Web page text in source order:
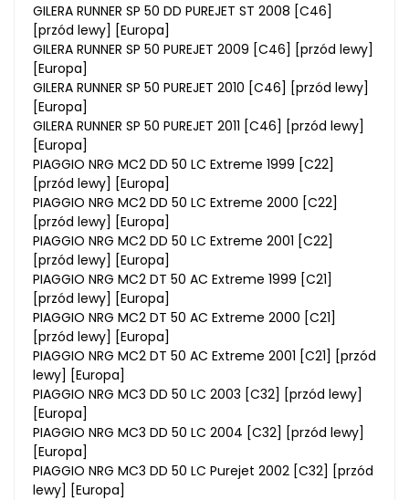
GILERA RUNNER SP 50 DD PUREJET ST 2008 [C46]
[przód lewy] [Europa]
GILERA RUNNER SP 50 PUREJET 2009 [C46] [przód lewy]
[Europa]
GILERA RUNNER SP 50 PUREJET 2010 [C46] [przód lewy]
[Europa]
GILERA RUNNER SP 50 PUREJET 2011 [C46] [przód lewy]
[Europa]
PIAGGIO NRG MC2 DD 50 LC Extreme 1999 [C22]
[przód lewy] [Europa]
PIAGGIO NRG MC2 DD 50 LC Extreme 2000 [C22]
[przód lewy] [Europa]
PIAGGIO NRG MC2 DD 50 LC Extreme 2001 [C22]
[przód lewy] [Europa]
PIAGGIO NRG MC2 DT 50 AC Extreme 1999 [C21]
[przód lewy] [Europa]
PIAGGIO NRG MC2 DT 50 AC Extreme 2000 [C21]
[przód lewy] [Europa]
PIAGGIO NRG MC2 DT 50 AC Extreme 2001 [C21] [przód
lewy] [Europa]
PIAGGIO NRG MC3 DD 50 LC 2003 [C32] [przód lewy]
[Europa]
PIAGGIO NRG MC3 DD 50 LC 2004 [C32] [przód lewy]
[Europa]
PIAGGIO NRG MC3 DD 50 LC Purejet 2002 [C32] [przód
lewy] [Europa]